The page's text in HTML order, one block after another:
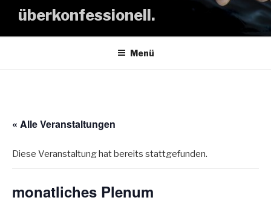
überkonfessionell.
Menü
« Alle Veranstaltungen
Diese Veranstaltung hat bereits stattgefunden.
monatliches Plenum